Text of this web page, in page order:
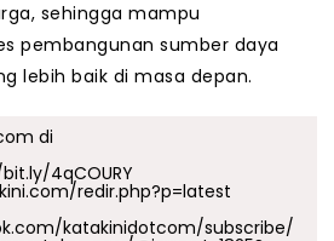
sehingga mampu
pembangunan sumber daya
lebih baik di masa depan.
di
4qCOURY
redir.php?p=latest
katakinidotcom/subscribe/